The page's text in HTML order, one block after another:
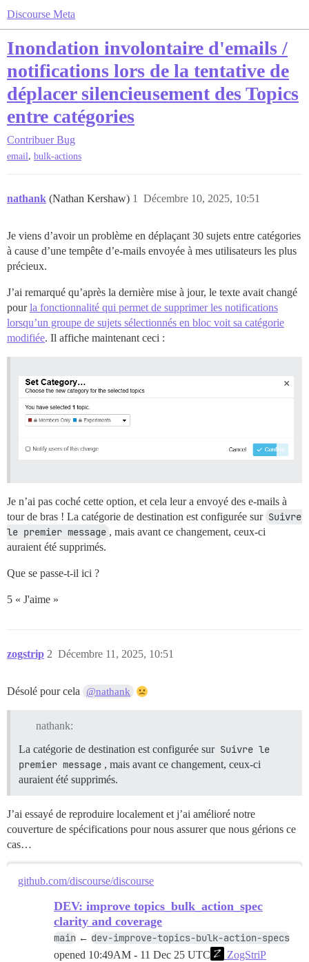
Discourse Meta
Inondation involontaire d'emails /
notifications lors de la tentative de
déplacer silencieusement des Topics
entre catégories
Contribuer Bug
email, bulk-actions
nathank (Nathan Kershaw) Décembre 10, 2025, 10:51
1
Je viens d’avoir un problème en déplaçant 30 sujets entre catégories
à cause d’une tempête d’e-mails envoyée à mes utilisateurs les plus
précieux.
J’ai remarqué qu’après la dernière mise à jour, le texte avait changé
pourla fonctionnalité qui permet de supprimer les notifications
lorsqu’un groupe de sujets sélectionnés en bloc voit sa catégorie
modifiée. Il affiche maintenant ceci :
Je n’ai pas coché cette option, et cela leur a envoyé des e-mails à
tour de bras ! La catégorie de destination est configurée sur Suivre
le premier message , mais avant ce changement, ceux-ci
auraient été supprimés.
Que se passe-t-il ici ?
5 « J'aime »
zogstrip Décembre 11, 2025, 10:51
2
Désolé pour cela @nathank
nathank:
La catégorie de destination est configurée sur Suivre le
premier message , mais avant ce changement, ceux-ci
auraient été supprimés.
J’ai essayé de reproduire localement et j’ai amélioré notre
couverture de spécifications pour nous assurer que nous gérions ce
cas…
github.com/discourse/discourse
DEV: improve topics_bulk_action_spec
clarity and coverage
main ← dev-improve-topics-bulk-action-specs
opened 10:49AM - 11 Dec 25 UTC
ZogStriP